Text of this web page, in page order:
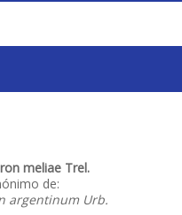
meliae Trel.
de:
argentinum Urb.